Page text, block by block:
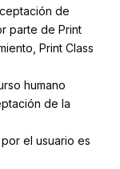
de
parte de Print
Print Class
humano
de la
el usuario es